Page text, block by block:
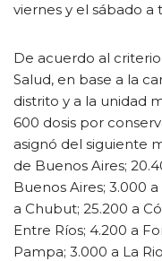
viernes y el sábado a
De acuerdo al
Salud, en base a la
distrito y a la unidad
600 dosis por
asignó del siguiente
de Buenos Aires;
Buenos Aires; 3.000
a Chubut; 25.200 a
Entre Ríos; 4.200 a
Pampa; 3.000 a La